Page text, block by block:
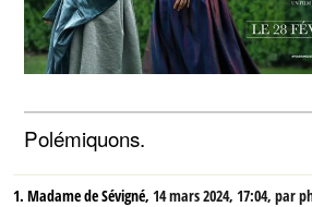
Polémiquons.
1. Madame de Sévigné,14 mars 2024, 17:04,par